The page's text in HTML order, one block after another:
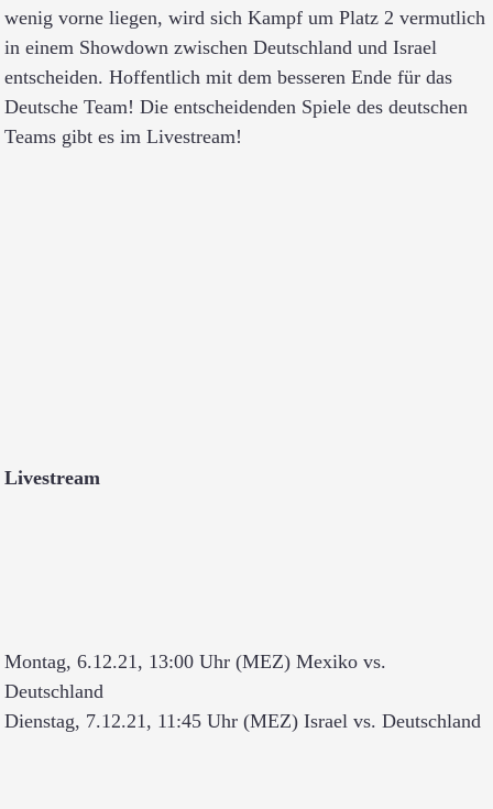
wenig vorne liegen, wird sich Kampf um Platz 2 vermutlich
in einem Showdown zwischen Deutschland und Israel
entscheiden. Hoffentlich mit dem besseren Ende für das
Deutsche Team! Die entscheidenden Spiele des deutschen
Teams gibt es im Livestream!
Livestream
Montag, 6.12.21, 13:00 Uhr (MEZ) Mexiko vs.
Deutschland
Dienstag, 7.12.21, 11:45 Uhr (MEZ) Israel vs. Deutschland